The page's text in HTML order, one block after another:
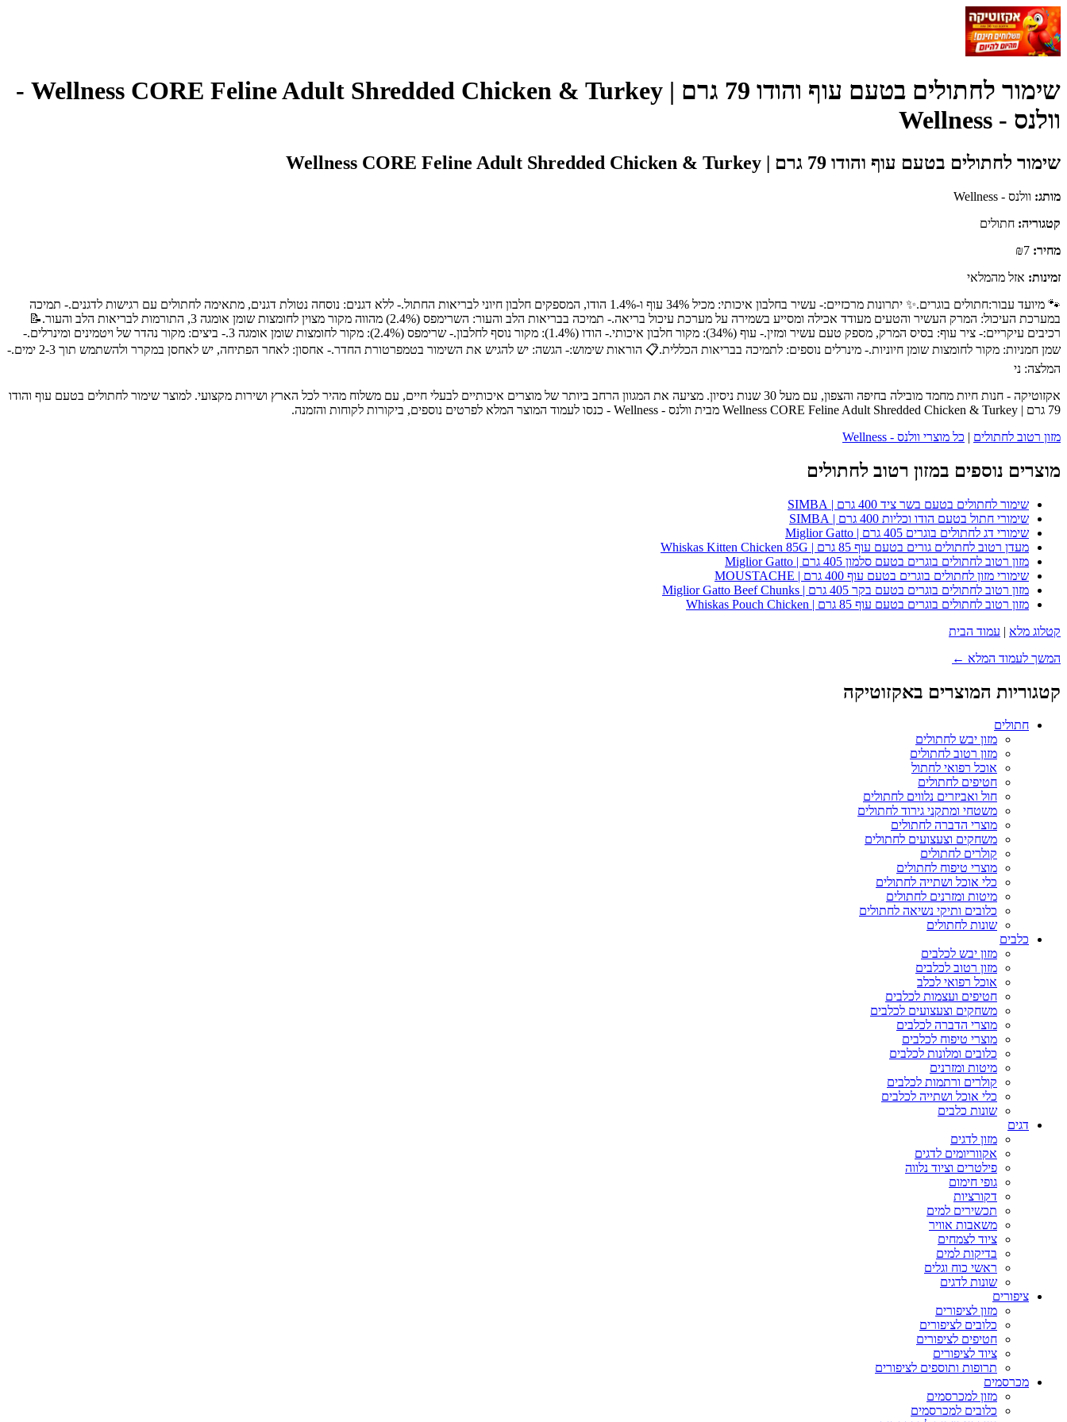
שימור לחתולים בטעם עוף והודו 79 גרם | Wellness CORE Feline Adult Shredded Chicken & Turkey -
וולנס - Wellness
שימור לחתולים בטעם עוף והודו 79 גרם | Wellness CORE Feline Adult Shredded Chicken & Turkey
מותג: וולנס - Wellness
קטגוריה: חתולים
מחיר:
זמינות: אזל מהמלאי
🐾 מיועד עבור:חתולים בוגרים.✨ יתרונות מרכזיים:- עשיר בחלבון איכותי: מכיל 34% עוף ו-1.4% הודו, המספקים חלבון חיוני לבריאות החתול.- ללא דגנים: נוסחה נטולת דגנים, מתאימה לחתולים עם רגישות לדגנים.- תמיכה
במערכת העיכול: המרק העשיר והטעים מעודד אכילה ומסייע בשמירה על מערכת עיכול בריאה.- תמיכה בבריאות הלב והעור: השרימפס (2.4%) מהווה מקור מצוין לחומצות שומן אומגה 3, התורמות לבריאות הלב והעור.📝
רכיבים עיקריים:- ציר עוף: בסיס המרק, מספק טעם עשיר ומזין.- עוף (34%): מקור חלבון איכותי.- הודו (1.4%): מקור נוסף לחלבון.- שרימפס (2.4%): מקור לחומצות שומן אומגה 3.- ביצים: מקור נהדר של ויטמינים ומינרלים.-
שמן חמניות: מקור לחומצות שומן חיוניות.- מינרלים נוספים: לתמיכה בבריאות הכללית.📋 הוראות שימוש:- הגשה: יש להגיש את השימור בטמפרטורת החדר.- אחסון: לאחר הפתיחה, יש לאחסן במקרר ולהשתמש תוך 2-3 ימים.-
המלצה: ני
אקזוטיקה - חנות חיות מחמד מובילה בחיפה והצפון, עם מעל 30 שנות ניסיון. מציעה את המגוון הרחב ביותר של מוצרים איכותיים לבעלי חיים, עם משלוח מהיר לכל הארץ ושירות מקצועי. למוצר שימור לחתולים בטעם עוף והודו
79 גרם | Wellness CORE Feline Adult Shredded Chicken & Turkey מבית וולנס - Wellness - כנסו לעמוד המוצר המלא לפרטים נוספים, ביקורות לקוחות והזמנה.
מזון רטוב לחתולים | כל מוצרי וולנס - Wellness
מוצרים נוספים במזון רטוב לחתולים
שימור לחתולים בטעם בשר ציד 400 גרם | SIMBA
שימורי חתול בטעם הודו וכליות 400 גרם | SIMBA
שימורי דג לחתולים בוגרים 405 גרם | Miglior Gatto
מעדן רטוב לחתולים גורים בטעם עוף 85 גרם | Whiskas Kitten Chicken 85G
מזון רטוב לחתולים בוגרים בטעם סלמון 405 גרם | Miglior Gatto
שימורי מזון לחתולים בוגרים בטעם עוף 400 גרם | MOUSTACHE
מזון רטוב לחתולים בוגרים בטעם בקר 405 גרם | Miglior Gatto Beef Chunks
מזון רטוב לחתולים בוגרים בטעם עוף 85 גרם | Whiskas Pouch Chicken
קטלוג מלא | עמוד הבית
המשך לעמוד המלא ←
קטגוריות המוצרים באקזוטיקה
חתולים
מזון יבש לחתולים
מזון רטוב לחתולים
אוכל רפואי לחתול
חטיפים לחתולים
חול ואביזרים נלווים לחתולים
משטחי ומתקני גירוד לחתולים
מוצרי הדברה לחתולים
משחקים וצעצועים לחתולים
קולרים לחתולים
מוצרי טיפוח לחתולים
כלי אוכל ושתייה לחתולים
מיטות ומזרנים לחתולים
כלובים ותיקי נשיאה לחתולים
שונות לחתולים
כלבים
מזון יבש לכלבים
מזון רטוב לכלבים
אוכל רפואי לכלב
חטיפים ועצמות לכלבים
משחקים וצעצועים לכלבים
מוצרי הדברה לכלבים
מוצרי טיפוח לכלבים
כלובים ומלונות לכלבים
מיטות ומזרנים
קולרים ורתמות לכלבים
כלי אוכל ושתייה לכלבים
שונות כלבים
דגים
מזון לדגים
אקווריומים לדגים
פילטרים וציוד נלווה
גופי חימום
דקורציות
תכשירים למים
משאבות אוויר
ציוד לצמחים
בדיקות למים
ראשי כוח וגלים
שונות לדגים
ציפורים
מזון לציפורים
כלובים לציפורים
חטיפים לציפורים
ציוד לציפורים
תרופות ותוספים לציפורים
מכרסמים
מזון למכרסמים
כלובים למכרסמים